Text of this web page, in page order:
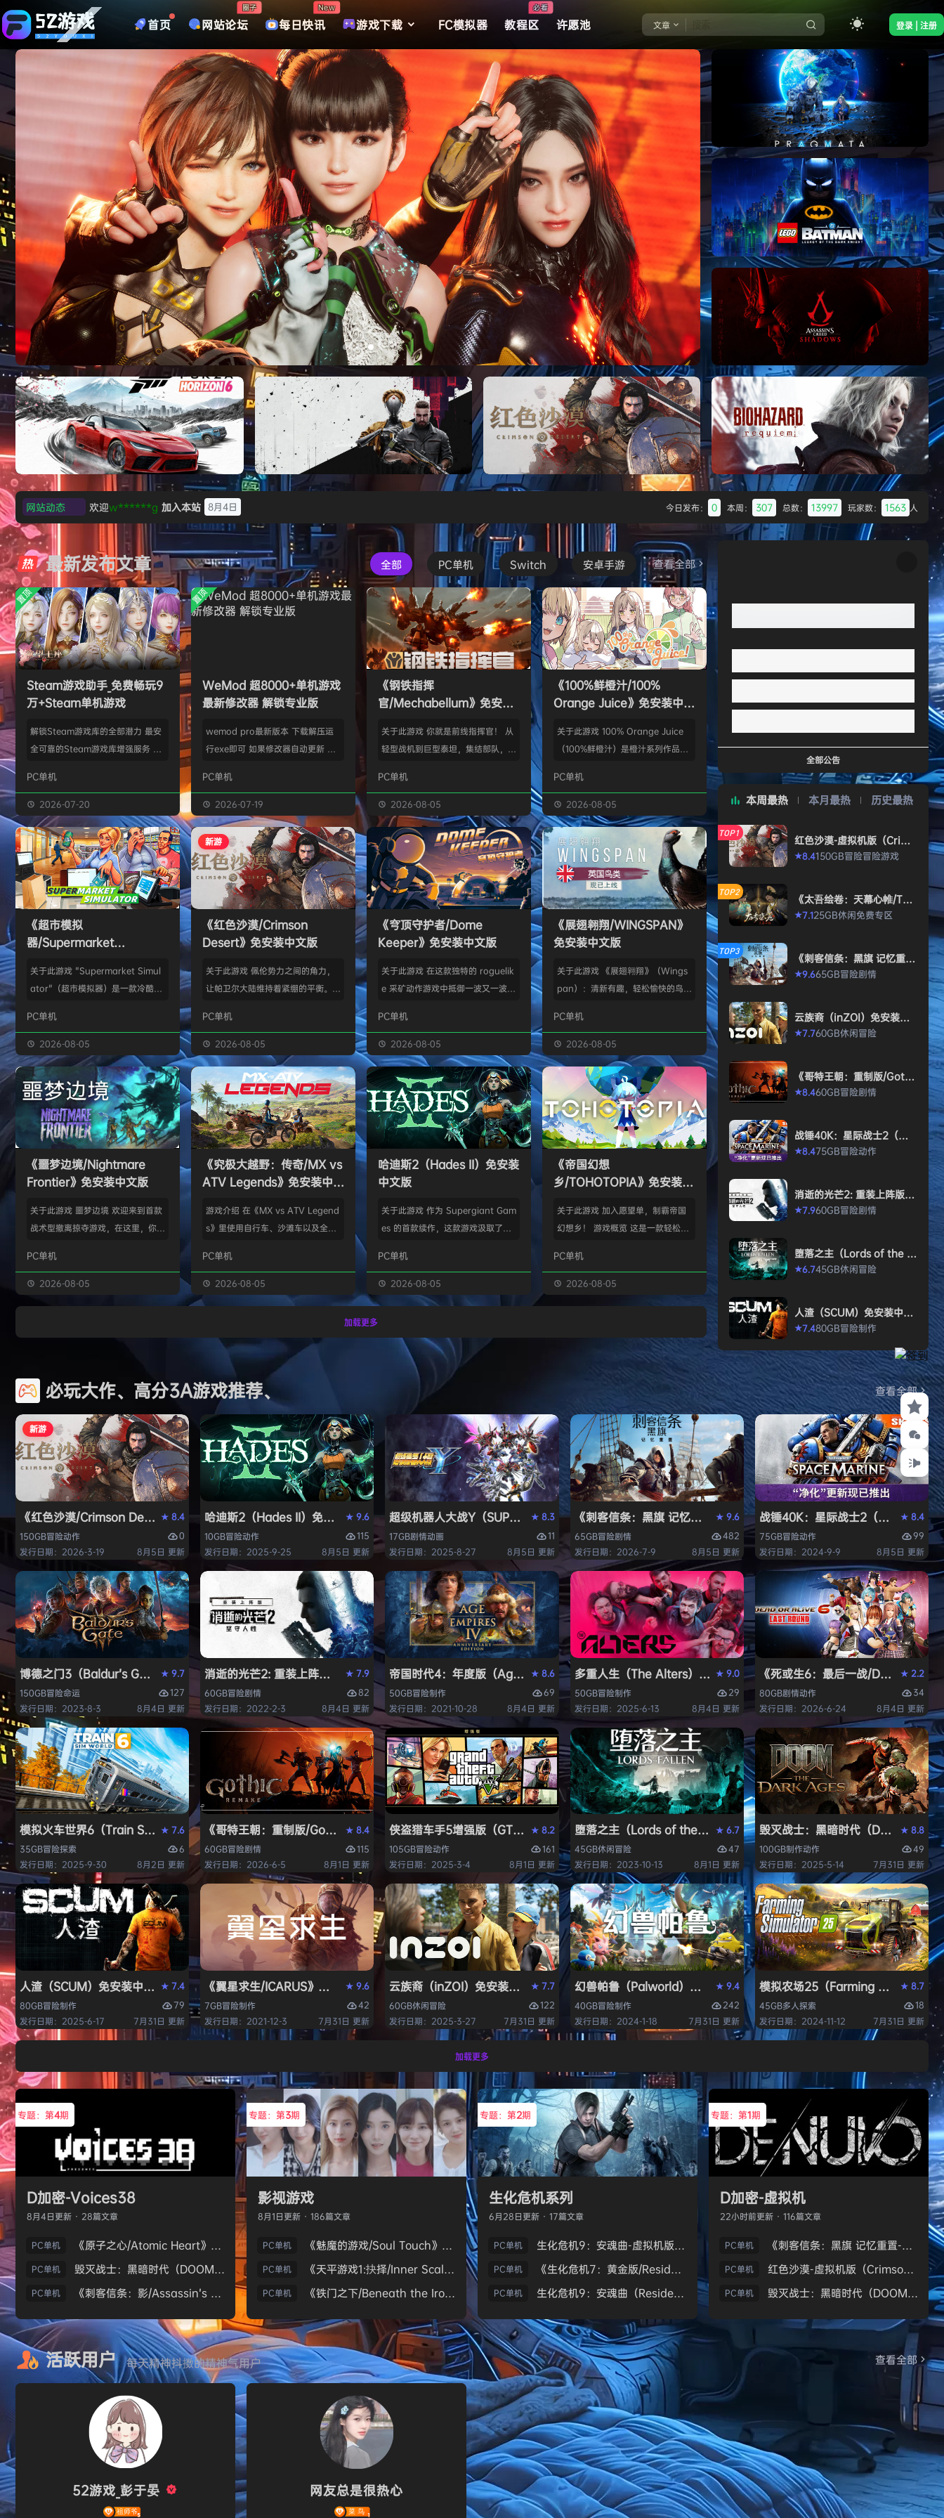
首页 网站论坛
圈子
每日快讯
New
游戏下载 FC模拟器 教程区
必看
许愿池 文章 登录 | 注册
《刺客信条：黑旗 记忆重置-虚拟机版/Assassin’s Creed Black Flag Resynced
HYPERVISOR》免安装中文版
007 初露锋芒（007 First Light
《识质存在/PRAGMATA》免安装中文版
《乐高蝙蝠侠：黑暗骑士之遗/LEGO
Batman: Legacy of the Dark Knight》
免安装中文版
《刺客信条：影/Assassin’s Creed
Shadows》免安装版，非虚拟机
极限竞速：地平线6（Forza Horizon 6）免
安装中文版
《原子之心/Atomic Heart》免安装中文版
红色沙漠-虚拟机版（Crimson Desert
HYPERVISOR）免安装中文版
生化危机9：安魂曲（Resident Evil
Requiem）免安装中文版
网站动态 欢迎Z******U 加入本站 8月4日
欢迎k******2 加入本站 8月4日
C****i
欢迎2***5 加入本站 8月4日
欢迎h*********0 加入本站 8月3日
欢迎l*w 加入本站 8月2日
旋律 签到获取 41 点积分 8月1日
欢迎y**u 加入本站 7月31日
旋律 签到获取 20 点积分
旋律 签到获取 22
欢迎 m*******n 加入本站 7月30日
欢迎1******4 加入本站 13小时前
28 点积分
w******g 签到获取 49 点积分 8月4日
欢迎w******g 加入本站 8月4日
今日发布： 0 本周： 307 总数： 13997 玩家数： 1563 人
最新发布文章 全部 PC单机 Switch 安卓手游 查看全部
置顶
Steam游戏助手_免费畅玩9
万+Steam单机游戏
解锁Steam游戏库的全部潜力 最安
全可靠的Steam游戏库增强服务 工
修改任何steam设置、安全可靠、
可入库游戏总数 94000+、无视已
下架和锁区游戏、支持大多数游戏联
机。 无需为每一款游戏单独付费，
只需支付一次工具费用或订阅费，即
可永久访问工具库内的成千上万款游
戏，包括昂贵的3A大作。 极大地降
低了玩游戏的经济门槛，让玩家可以
无压力地尝试各种类型的游戏。操
作…
PC单机
2026-07-20
置顶
WeMod 超8000+单机游戏
最新修改器 解锁专业版
wemod pro最新版本 下载解压运
行exe即可 如果修改器自动更新 把
r 这个文件替换到新版的即可。 We
Mod 目前支持超过千款热门游戏，
且每周都会追加游戏列表。由于很多
修改器原作者都入驻了，所以修改器
内容更新应该也是最全、最及时的。
千款游戏听起来不多，但其实已经涵
盖了主流热门游戏【资源名称】：w
emod pro【资源版本】：【资源
大…
PC单机
2026-07-19
《钢铁指挥
官/Mechabellum》免安装
关于此游戏 你就是前线指挥官！ 从
轻型战机到巨型泰坦，集结部队，铸
位，研发科技，挥师破阵，所向披
靡。 将军以智取胜。谨慎洞察战
场，精准料敌先机，从容随机应变，
计谋决胜千里！胜负在智，无关手
速。 打造你独有的策略体系！ 在军
工厂中定制单位，在战斗中升级以反
制敌军。将狙击机甲改造为横扫集群
的收割机器，或为重型坦克加装致命
的自爆模组。用你独创的战法战胜强
敌！ 从休闲娱乐到…
PC单机
2026-08-05
《100%鲜橙汁/100%
Orange Juice》免安装中文
关于此游戏 100% Orange Juice
（100%鲜橙汁）是橙汁系列作品全
Red Barrel（飞天红酒桶）、QP S
hooting（QP追击）、Suguri（疾
旋战姬）、Sora（空旋战姬）各个
作品里的角色，以及在本作中出现的
新角色们，一起以获胜为目标使用骰
子对战吧！ 小狗、人类与机械在天
空中飞翔交汇的世界。在这个世界
里，诞生了一小片漆黑的暗影。最
初…
PC单机
2026-08-05
《超市模拟
器/Supermarket
关于此游戏 "Supermarket Simul
ator"（超市模拟器）是一款冷酷的
市的每个细节都栩栩如生。 设计您
的商店，优化效率和美观。确定产品
陈列位置，管理过道，确保为顾客提
供流畅的购物体验。 使用游戏中的
电脑订购存货。使用游戏中的电脑订
购存货。拆开货物包装，在储藏室中
整理货物，并将其放置在货架、冰箱
和冰柜上。 收银员 扫描商品、收取
现金和…
PC单机
2026-08-05
新游
《红色沙漠/Crimson
Desert》免安装中文版
关于此游戏 佩伦势力之间的角力，
让帕卫尔大陆维持着紧绷的平衡。
们一同生活。 然而，在某个深沉寒
冷的夜晚，觊觎灰鬃的宿敌黑熊发动
了大规模突袭。 灰鬃成员在死斗后
或丧命，或被迫流散到大陆各地。
失去如家人般同伴的克里夫，将带着
重新集结幸存的灰鬃们，重建势力的
坚定决心迈出脚步。 在这段旅途
中，他将遇见新的同盟、新的威胁，
以及身份不明的势力， 并为对抗那
些企图撼动大陆秩序…
PC单机
2026-08-05
《穹顶守护者/Dome
Keeper》免安装中文版
关于此游戏 在这款独特的 roguelik
e 采矿动作游戏中抵御一波又一波外
朝地下深挖，寻找珍贵的资源和遗
物，将它们运回穹顶来解锁强力的升
级和有用的新配件。 不过源源不断
的怪物大军很快就会卷土重来——是
冒险再往深处挖一点？还是立刻返回
准备应对即将到来的攻击？选择权掌
握在你手中，不过动作一定要快！
利用你的钻头和守护者装备快速挖掘
隧道，探索穹顶下方的世界。每局游
戏都拥…
PC单机
2026-08-05
《展翅翱翔/WINGSPAN》
免安装中文版
关于此游戏 《展翅翱翔》（Wings
pan）：清新有趣，轻松愉快的鸟类
类百科，适合1-5名玩家游玩。 玩家
交流QQ群：904265419 《展翅翱
翔》（Wingspan）官方授权电子
版改编，曾荣获2019年德国年度桌
面游戏奖，权威桌游网站BBG家庭
类桌游位列世界第一。 你们是一群
鸟类发烧友——研究员、鸟类观察
家、鸟类学家和收藏家——你们一直
在寻觅并试图吸引那些最美丽…
PC单机
2026-08-05
《噩梦边境/Nightmare
Frontier》免安装中文版
关于此游戏 噩梦边境 欢迎来到首款
战术型撤离掠夺游戏，在这里，你将
噬梦者。你的拾荒悍匪小队将深入这
个由‘美国梦’沦为‘美国噩梦’的另类1
900年代旧城，夺回曾经繁荣却已破
敌人，克服恐惧感；冲入敌阵，通过
冲撞、反击、连招组合重新掌控战
局！…
PC单机
2026-08-05
《究极大越野：传奇/MX vs
ATV Legends》免安装中文
游戏介绍 在《MX vs ATV Legend
s》里使用自行车、沙滩车以及全地
这款游戏包含大量全新的开放地形，
此外还有职业模式能够为您提供符合
著名职业车手的那种高风险高回报的
戏视频 游戏截图 包含DLC • MX vs
ATV Legends - Customization
Pack • MX vs …
PC单机
2026-08-05
哈迪斯2（Hades II）免安装
中文版
关于此游戏 作为 Supergiant Gam
es 的首款续作，这款游戏汲取了前
精髓，扎根于希腊神话中的冥界和关
于巫术的传说，注定会为你带来酣畅
淋漓、无穷无尽的全新体验。 在冥
奥林匹斯众神的鼎力相助下与时间泰
坦抗衡。随着你的每一次失利、每一
次成功，这个扣人心弦的故事也将逐
渐展开…… 驾驭巫术与黑暗…
PC单机
2026-08-05
《帝国幻想
乡/TOHOTOPIA》免安装中
关于此游戏 加入愿望单，制霸帝国
幻想乡！ 游戏概览 这是一款轻松休
(类似于Polytopia或者文明系列) 您
将领导一个帝国，与幻想乡少女们逐
鹿天下。 在回合制对局中，您需要
乡少女领导的帝国，您或选择结盟、
或选择背叛——但您终将击败所有对
手，制霸整个幻想乡。 游戏特色 快
节奏的4X体验：告别冗长…
PC单机
2026-08-05
加载更多
全部公告
本周最热 本月最热 历史最热
TOP1
红色沙漠-虚拟机版（Crims
on Desert HYPERVISO
R）免安装中文版
★8.4150GB冒险冒险游戏
TOP2
《太吾绘卷：天幕心帷/The
Scroll of Taiwu : Beyond
The Dom》免安装中文版
★7.125GB休闲免费专区
TOP3
《刺客信条：黑旗 记忆重
置-虚拟机版/Assassin’s Cr
eed Black Flag Resynced
★9.665GB冒险剧情
云族裔（inZOI）免安装中
文版
★7.760GB休闲冒险
《哥特王朝：重制版/Gothi
c 1 Remake》免安装中文
版
★8.460GB冒险剧情
战锤40K：星际战士2（Wa
rhammer 40,000: Space
Marine 2）免安装中文版
★8.475GB冒险动作
消逝的光芒2: 重装上阵版
（Dying Light 2 Stay Hu
man: Reloaded Edition）
★7.960GB冒险剧情
堕落之主（Lords of the F
allen）免安装中文版
★6.745GB休闲冒险
人渣（SCUM）免安装中文
版
★7.480GB冒险制作
必玩大作、高分3A游戏推荐、 查看全部
新游
《红色沙漠/Crimson Desert》免安装中文版
★ 8.4
150GB冒险动作
0
发行日期：2026-3-19
8月5日 更新
哈迪斯2（Hades II）免安装中文版
★ 9.6
10GB冒险动作
115
发行日期：2025-9-25
8月5日 更新
超级机器人大战Y（SUPER ROBOT WARS Y）免安装中文版
★8.3
17GB剧情动画
11
发行日期：2025-8-27
8月5日 更新
《刺客信条：黑旗 记忆重置-虚拟机版/Assassin’s Creed Black Flag
★9.6
65GB冒险剧情
482
发行日期：2026-7-9
8月5日 更新
战锤40K：星际战士2（ ★8.4
75GB冒险动作
99
发行日期：2024-9-9
8月5日 更新
博德之门3（Baldur’s Gate 3）免安装中文版
★ 9.7
150GB冒险命运
127
发行日期：2023-8-3
8月4日 更新
消逝的光芒2: 重装上阵版（Dying Light 2 Stay Human: Reloaded Edition）免安装中文版
★ 7.9
60GB冒险剧情
82
发行日期：2022-2-3
8月4日 更新
帝国时代4：年度版（Age of Empires IV: Anniversary Edition）免安装中文版
★8.6
50GB冒险制作
69
发行日期：2021-10-28
8月4日 更新
多重人生（The Alters）免安装中文版
★9.0
50GB冒险制作
29
发行日期：2025-6-13
8月4日 更新
《死或生6：最后一战/DEAD OR
★2.2
80GB剧情动作
34
发行日期：2026-6-24
8月4日 更新
模拟火车世界6（Train Sim World 6）免安装中文版
★ 7.6
35GB冒险探索
6
发行日期：2025-9-30
8月2日 更新
《哥特王朝：重制版/Gothic 1 Remake》免安装中文版
★ 8.4
60GB冒险剧情
115
发行日期：2026-6-5
8月1日 更新
侠盗猎车手5增强版（GTA5增强版（Grand Theft Auto V Enhanced）免安装中文版
★8.2
105GB冒险动作
161
发行日期：2025-3-4
8月1日 更新
堕落之主（Lords of the Fallen）免安装中文版
★6.7
45GB休闲冒险
47
发行日期：2023-10-13
8月1日 更新
毁灭战士：黑暗时代（DOOM: The
★8.8
100GB制作动作
49
发行日期：2025-5-14
7月31日 更新
人渣（SCUM）免安装中文版★ 7.4
80GB冒险制作
79
发行日期：2025-6-17
7月31日 更新
《翼星求生/ICARUS》免安装中文版
★ 9.6
7GB冒险制作
42
发行日期：2021-12-3
7月31日 更新
云族裔（inZOI）免安装中文版
★7.7
60GB休闲冒险
122
发行日期：2025-3-27
7月31日 更新
幻兽帕鲁（Palworld）免安装中文版
★9.4
40GB冒险制作
242
发行日期：2024-1-18
7月31日 更新
模拟农场25（Farming Simulator
★8.7
45GB多人探索
18
发行日期：2024-11-12
7月31日 更新
加载更多
专题：第4期
D加密-Voices38
8月4日更新 · 28篇文章
PC单机 《原子之心/Atomic Heart》免安装中文版
PC单机 毁灭战士：黑暗时代（DOOM: The Dark Ages）免安装中文版
PC单机 《刺客信条：影/Assassin’s Creed Shadows》免安装版，非虚拟机
专题：第3期
影视游戏
8月1日更新 · 186篇文章
PC单机 《魅魔的游戏/Soul Touch》免安装中文版
PC单机 《天平游戏1:抉择/Inner Scales 1：Choice》免安装中文版
PC单机 《铁门之下/Beneath the Iron Gate》免安装中文版
专题：第2期
生化危机系列
6月28日更新 · 17篇文章
PC单机 生化危机9：安魂曲-虚拟机版（Resident Evil Requiem HYPERVISOR）免安装中文版
PC单机 《生化危机7：黄金版/Resident Evil 7 Biohazard》免安装中文版
PC单机 生化危机9：安魂曲（Resident Evil Requiem）免安装中文版
专题：第1期
D加密-虚拟机
22小时前更新 · 116篇文章
PC单机 《刺客信条：黑旗 记忆重置-虚拟机版/Assassin’s Creed Black Flag Resynced HYPERVISOR》免安装中文版
PC单机 红色沙漠-虚拟机版（Crimson Desert HYPERVISOR）免安装中文版
PC单机 毁灭战士：黑暗时代（DOOM: The Dark Ages）免安装中文版
活跃用户 每天精神抖擞的精神气用户 查看全部
52游戏_彭于晏 网友总是很热心